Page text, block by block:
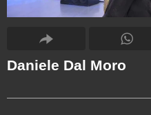
Daniele Dal Moro